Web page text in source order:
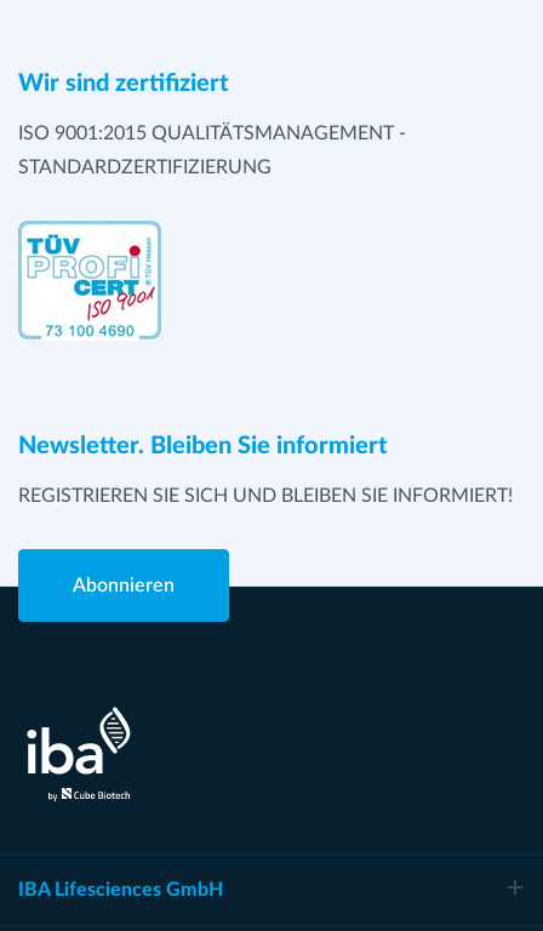
Wir sind zertifiziert
ISO 9001:2015 QUALITÄTSMANAGEMENT -
STANDARDZERTIFIZIERUNG
Newsletter. Bleiben Sie informiert
REGISTRIEREN SIE SICH UND BLEIBEN SIE INFORMIERT!
Abonnieren
IBA Lifesciences GmbH